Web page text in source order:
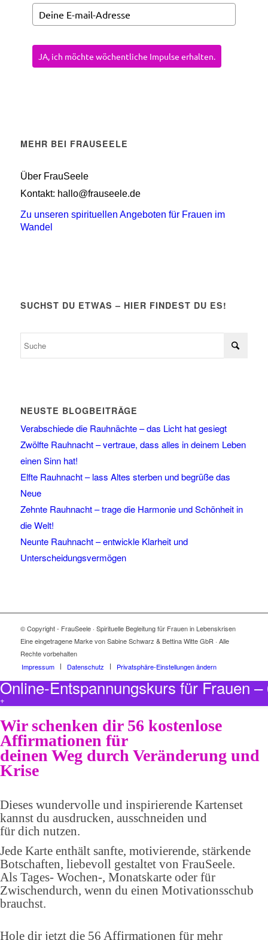
JA, ich möchte wöchentliche Impulse erhalten.
MEHR BEI FRAUSEELE
Über FrauSeele
Kontakt: hallo@frauseele.de
Zu unseren spirituellen Angeboten für Frauen im
Wandel
SUCHST DU ETWAS – HIER FINDEST DU ES!
NEUSTE BLOGBEITRÄGE
Verabschiede die Rauhnächte – das Licht hat gesiegt
Zwölfte Rauhnacht – vertraue, dass alles in deinem Leben
einen Sinn hat!
Elfte Rauhnacht – lass Altes sterben und begrüße das
Neue
Zehnte Rauhnacht – trage die Harmonie und Schönheit in
die Welt!
Neunte Rauhnacht – entwickle Klarheit und
Unterscheidungsvermögen
© Copyright - FrauSeele · Spirituelle Begleitung für Frauen in Lebenskrisen
Eine eingetragene Marke von Sabine Schwarz & Bettina Witte GbR · Alle
Rechte vorbehalten
Impressum
Datenschutz Privatsphäre-Einstellungen ändern
Online-Entspannungskurs für Frauen
+
Wir schenken dir 56 kostenlose
Affirmationen für
deinen Weg durch Veränderung und
Krise
Dieses wundervolle und inspirierende Kartenset
kannst du ausdrucken, ausschneiden und
für dich nutzen.
Jede Karte enthält sanfte, motivierende, stärkende
Botschaften, liebevoll gestaltet von FrauSeele.
Als Tages- Wochen-, Monatskarte oder für
Zwischendurch, wenn du einen Motivationsschub
brauchst.
Hole dir jetzt die 56 Affirmationen für mehr